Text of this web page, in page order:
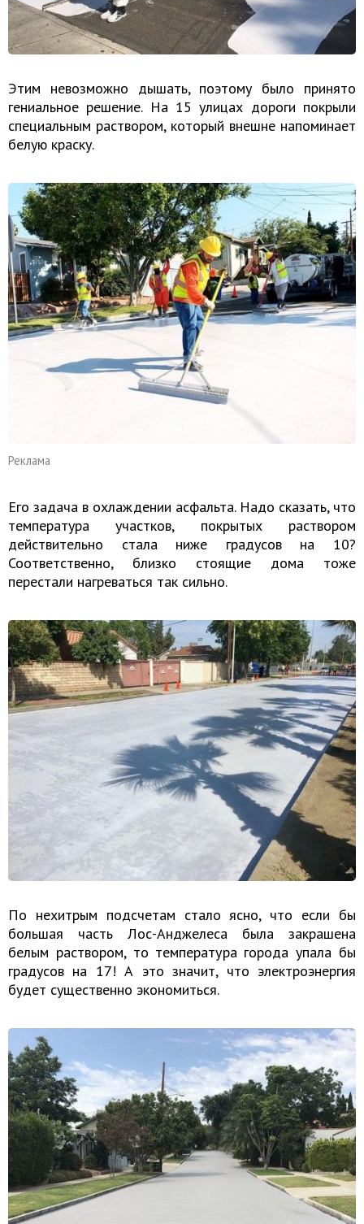
Этим невозможно дышать, поэтому было принято
гениальное решение. На 15 улицах дороги покрыли
специальным раствором, который внешне напоминает
белую краску.
Реклама
Его задача в охлаждении асфальта. Надо сказать, что
температура участков, покрытых раствором
действительно стала ниже градусов на 10?
Соответственно, близко стоящие дома тоже
перестали нагреваться так сильно.
По нехитрым подсчетам стало ясно, что если бы
большая часть Лос-Анджелеса была закрашена
белым раствором, то температура города упала бы
градусов на 17! А это значит, что электроэнергия
будет существенно экономиться.